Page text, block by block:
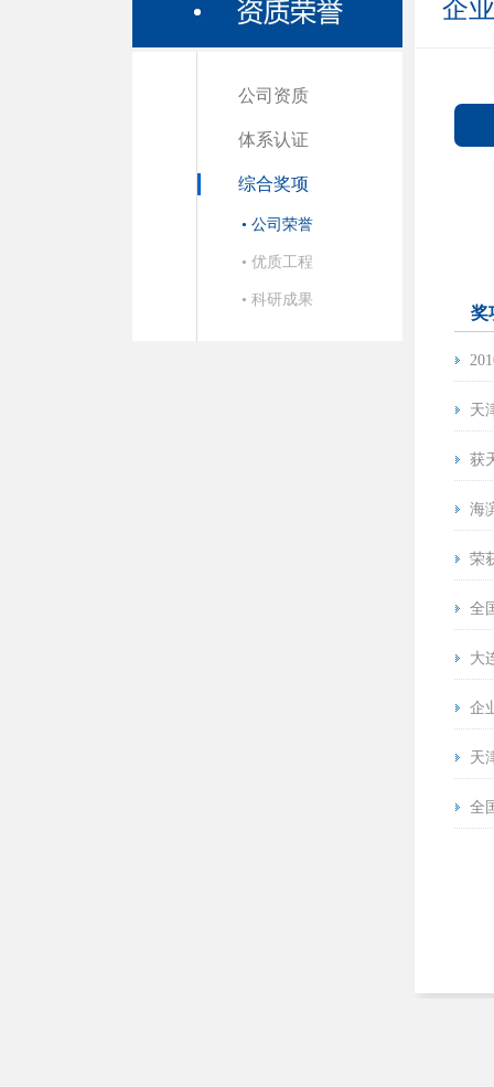
公司资质
体系认证
综合奖项
• 公司荣誉
• 优质工程
• 科研成果
企
奖
天
获
海
荣
全
大
企
天
全